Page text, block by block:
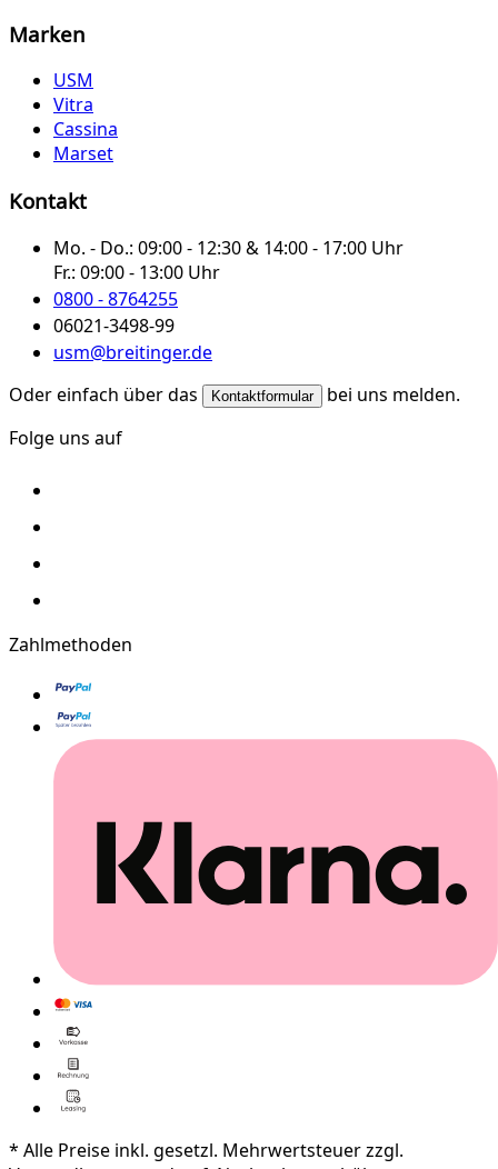
Marken
USM
Vitra
Cassina
Marset
Kontakt
Mo. - Do.: 09:00 - 12:30 & 14:00 - 17:00 Uhr
Fr.: 09:00 - 13:00 Uhr
0800 - 8764255
06021-3498-99
usm@breitinger.de
Oder einfach über das
Kontaktformular
bei uns melden.
Folge uns auf
Zahlmethoden
* Alle Preise inkl. gesetzl. Mehrwertsteuer zzgl.